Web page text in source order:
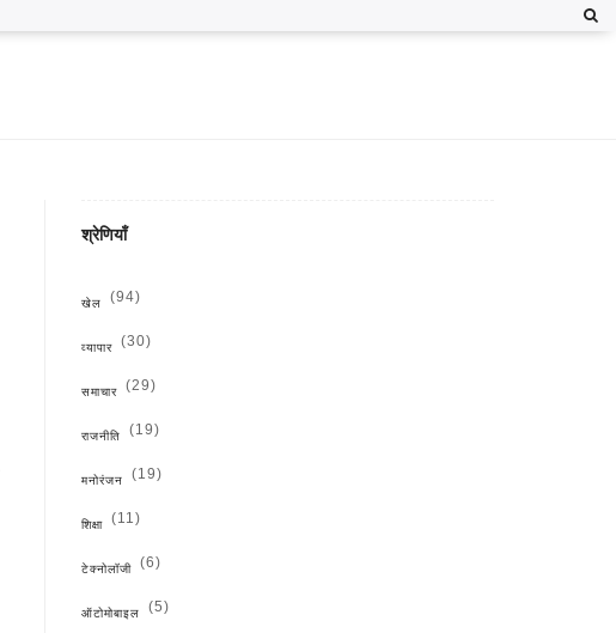
श्रेणियाँ
खेल (94)
व्यापार (30)
समाचार (29)
राजनीति (19)
मनोरंजन (19)
शिक्षा (11)
टेक्नोलॉजी (6)
ऑटोमोबाइल (5)